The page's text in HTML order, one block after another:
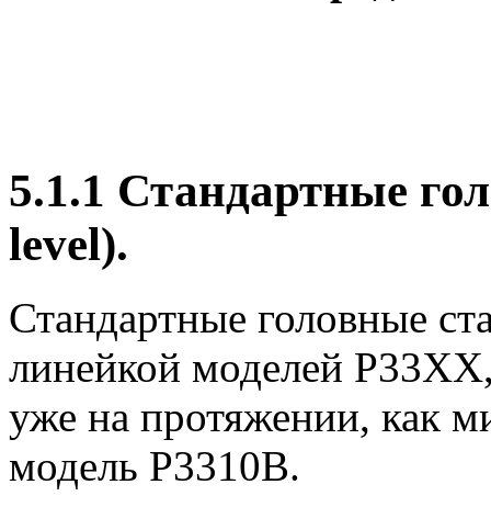
5.1.1 Стандартные
level).
Стандартные головные
линейкой моделей
уже на протяжении, как
модель P3310B.